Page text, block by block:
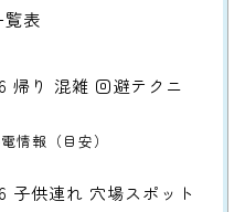
覧表
帰り 混雑 回避テクニ
情報（目安）
子供連れ 穴場スポット